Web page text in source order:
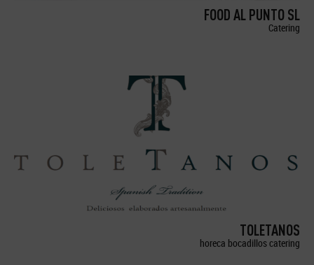
FOOD AL PUNTO SL
Catering
TOLETANOS
horeca bocadillos catering